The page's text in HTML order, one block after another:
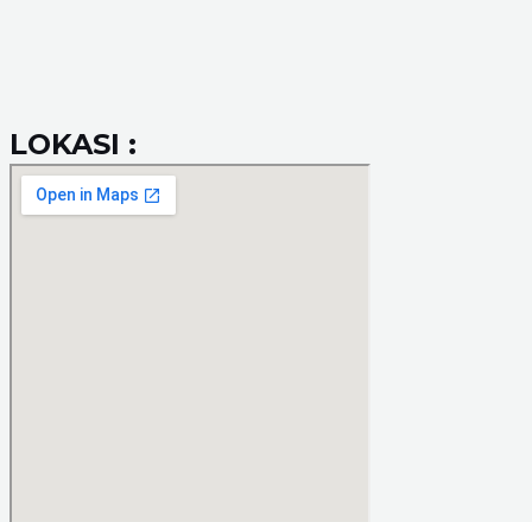
LOKASI :